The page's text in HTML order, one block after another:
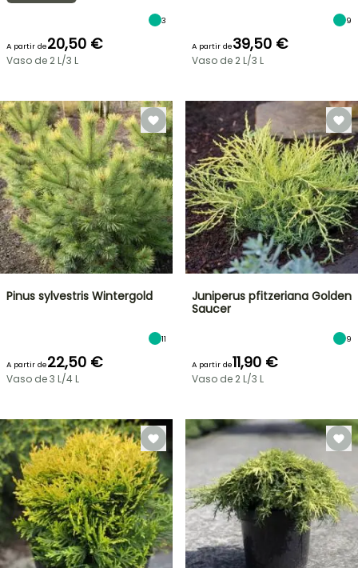
3
A partir de20,50 €
Vaso de 2 L/3 L
9
A partir de39,50 €
Vaso de 2 L/3 L
Pinus sylvestris Wintergold
11
A partir de22,50 €
Vaso de 3 L/4 L
Juniperus pfitzeriana Golden
Saucer
9
A partir de11,90 €
Vaso de 2 L/3 L